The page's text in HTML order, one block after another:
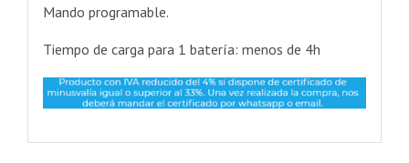
Mando programable.
Tiempo de carga para 1 batería: menos de 4h